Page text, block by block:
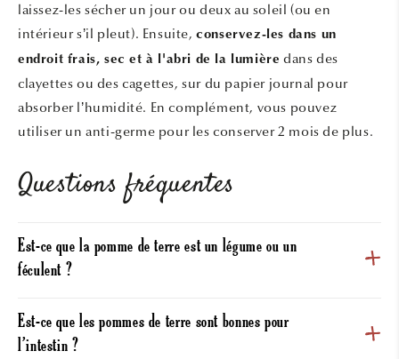
laissez-les sécher un jour ou deux au soleil (ou en
intérieur s’il pleut). Ensuite,conservez-les dans un
endroit frais, sec et à l'abri de la lumière dans des
clayettes ou des cagettes, sur du papier journal pour
absorber l’humidité. En complément, vous pouvez
utiliser un anti-germe pour les conserver 2 mois de plus.
Questions fréquentes
Est-ce que la pomme de terre est un légume ou un
féculent ?
Est-ce que les pommes de terre sont bonnes pour
l’intestin ?